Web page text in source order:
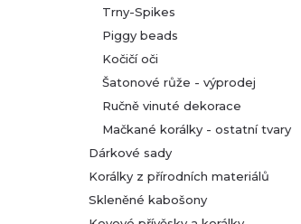
Trny-Spikes
Piggy beads
Kočičí oči
Šatonové růže - výprodej
Ručně vinuté dekorace
Mačkané korálky - ostatní tvary
Dárkové sady
Korálky z přírodních materiálů
Skleněné kabošony